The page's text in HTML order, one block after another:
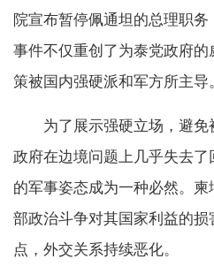
院宣布暂停佩通坦的总理职
事件不仅重创了为泰党政府
策被国内强硬派和军方所主导
为了展示强硬立场，避免
政府在边境问题上几乎失去
的军事姿态成为一种必然。
部政治斗争对其国家利益的
点，外交关系持续恶化。